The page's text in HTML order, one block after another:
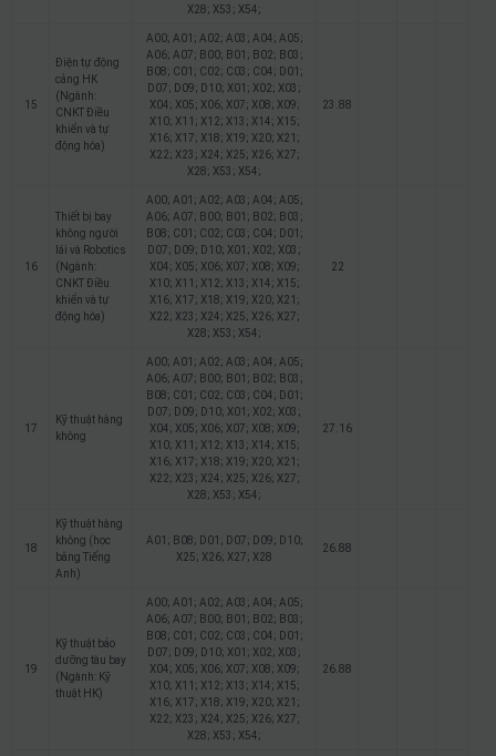
X28; X53; X54;
15
Điện tự động
cảng HK
(Ngành:
CNKT Điều
khiển và tự
động hóa)
A00; A01; A02; A03; A04; A05;
A06; A07; B00; B01; B02; B03;
B08; C01; C02; C03; C04; D01;
D07; D09; D10; X01; X02; X03;
X04; X05; X06; X07; X08; X09;
X10; X11; X12; X13; X14; X15;
X16; X17; X18; X19; X20; X21;
X22; X23; X24; X25; X26; X27;
X28; X53; X54;
23.88
16
Thiết bị bay
không người
lái và Robotics
(Ngành:
CNKT Điều
khiển và tự
động hóa)
A00; A01; A02; A03; A04; A05;
A06; A07; B00; B01; B02; B03;
B08; C01; C02; C03; C04; D01;
D07; D09; D10; X01; X02; X03;
X04; X05; X06; X07; X08; X09;
X10; X11; X12; X13; X14; X15;
X16; X17; X18; X19; X20; X21;
X22; X23; X24; X25; X26; X27;
X28; X53; X54;
22
17
Kỹ thuật hàng
không
A00; A01; A02; A03; A04; A05;
A06; A07; B00; B01; B02; B03;
B08; C01; C02; C03; C04; D01;
D07; D09; D10; X01; X02; X03;
X04; X05; X06; X07; X08; X09;
X10; X11; X12; X13; X14; X15;
X16; X17; X18; X19; X20; X21;
X22; X23; X24; X25; X26; X27;
X28; X53; X54;
27.16
18
Kỹ thuật hàng
không (học
bằng Tiếng
Anh)
A01; B08; D01; D07; D09; D10;
X25; X26; X27; X28
26.88
19
Kỹ thuật bảo
dưỡng tàu bay
(Ngành: Kỹ
thuật HK)
A00; A01; A02; A03; A04; A05;
A06; A07; B00; B01; B02; B03;
B08; C01; C02; C03; C04; D01;
D07; D09; D10; X01; X02; X03;
X04; X05; X06; X07; X08; X09;
X10; X11; X12; X13; X14; X15;
X16; X17; X18; X19; X20; X21;
X22; X23; X24; X25; X26; X27;
X28; X53; X54;
26.88